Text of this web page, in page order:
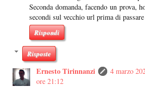
Seconda domanda, facendo un prova,
secondi sul vecchio url prima di
Rispondi
Risposte
Ernesto Tirinnanzi
4 marzo
ore 21:12